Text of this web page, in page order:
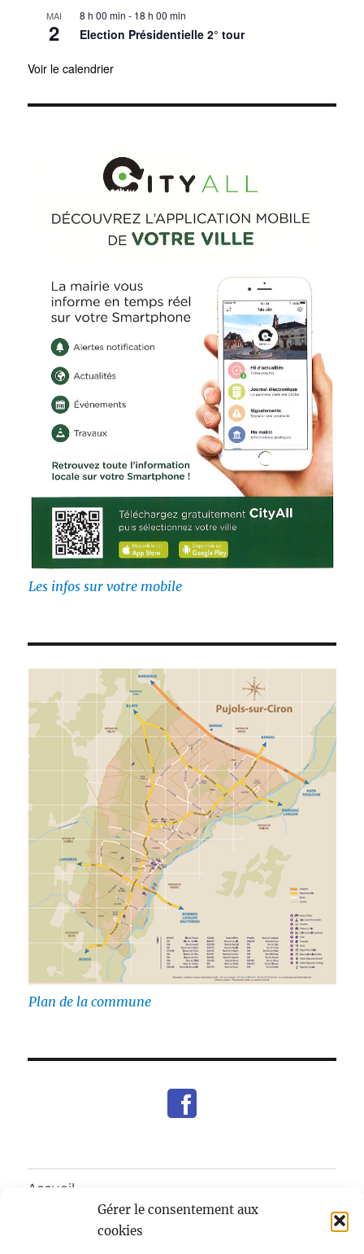
Gérer le consentement aux
cookies
MAI
2
8 h 00 min - 18 h 00 min
Election Présidentielle 2° tour
Voir le calendrier
Les infos sur votre mobile
Plan de la commune
Accueil
ouvrir